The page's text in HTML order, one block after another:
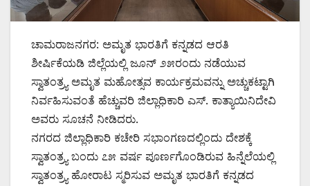
ಚಾಮರಾಜನಗರ: ಅಮೃತ ಭಾರತಿಗೆ ಕನ್ನಡದ ಆರತಿ
ಶೀರ್ಷಿಕೆಯಡಿ ಜಿಲ್ಲೆಯಲ್ಲಿ ಜೂನ್ ೨೫ರಂದು ನಡೆಯುವ
ಸ್ವಾತಂತ್ರ್ಯ ಅಮೃತ ಮಹೋತ್ಸವ ಕಾರ್ಯಕ್ರಮವನ್ನು ಅಚ್ಚುಕಟ್ಟಾಗಿ
ನಿರ್ವಹಿಸುವಂತೆ ಹೆಚ್ಚುವರಿ ಜಿಲ್ಲಾಧಿಕಾರಿ ಎಸ್. ಕಾತ್ಯಾಯಿನಿದೇವಿ
ಅವರು ಸೂಚನೆ ನೀಡಿದರು.
ನಗರದ ಜಿಲ್ಲಾಧಿಕಾರಿ ಕಚೇರಿ ಸಭಾಂಗಣದಲ್ಲಿಂದು ದೇಶಕ್ಕೆ
ಸ್ವಾತಂತ್ರ್ಯ ಬಂದು ೭೫ ವರ್ಷ ಪೂರ್ಣಗೊಂಡಿರುವ ಹಿನ್ನೆಲೆಯಲ್ಲಿ
ಸ್ವಾತಂತ್ರ್ಯ ಹೋರಾಟ ಸ್ಮರಿಸುವ ಅಮೃತ ಭಾರತಿಗೆ ಕನ್ನಡದ